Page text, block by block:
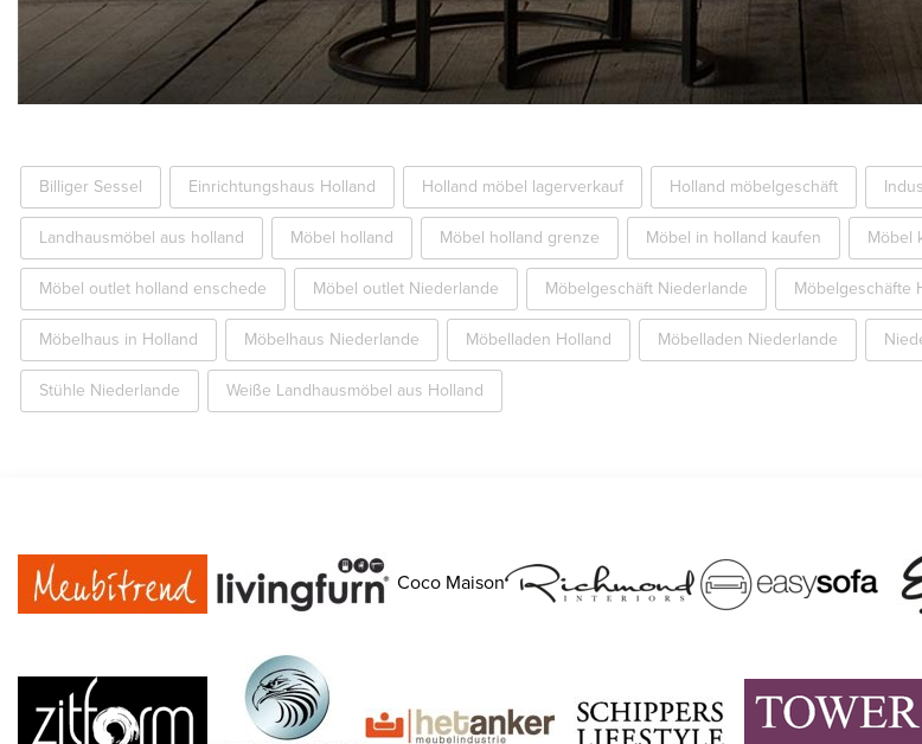
Billiger Sessel Einrichtungshaus Holland Holland möbel lagerverkauf Holland möbelgeschäft
Landhausmöbel aus holland Möbel holland Möbel holland grenze Möbel in holland kaufen Möbel
Möbel outlet holland enschede Möbel outlet Niederlande Möbelgeschäft Niederlande Möbelgeschäfte
Möbelhaus in Holland Möbelhaus Niederlande Möbelladen Holland Möbelladen Niederlande
Stühle Niederlande Weiße Landhausmöbel aus Holland
Coco Maison